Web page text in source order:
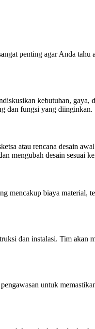
penting agar Anda
kebutuhan,
dan fungsi yang diinginkan.
atau rencana desain
mengubah desain sesuai
mencakup biaya
dan instalasi. Tim akan
untuk